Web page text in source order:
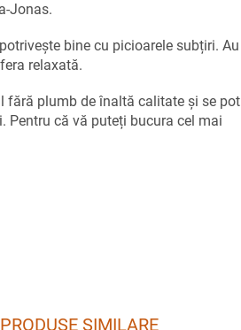
Jonas.
bine cu picioarele subțiri. Au
relaxată.
fără plumb de înaltă calitate și se pot
Pentru că vă puteți bucura cel mai
PRODUSE SIMILARE